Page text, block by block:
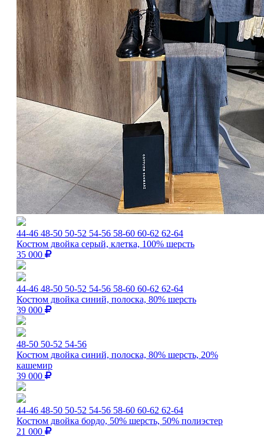
44-46 48-50 50-52 54-56 58-60 60-62 62-64
Костюм двойка серый, клетка, 100% шерсть
35 000
44-46 48-50 50-52 54-56 58-60 60-62 62-64
Костюм двойка синий, полоска, 80% шерсть
39 000
48-50 50-52 54-56
Костюм двойка синий, полоска, 80% шерсть, 20%
кашемир
39 000
44-46 48-50 50-52 54-56 58-60 60-62 62-64
Костюм двойка бордо, 50% шерсть, 50% полиэстер
21 000